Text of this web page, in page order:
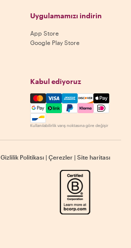
Uygulamamızı indirin
App Store
Google Play Store
Kabul ediyoruz
Mastercard, Visa, Amex,
Kullanılabilirlik varış noktasına göre değişir
Gizlilik Politikası | Çerezler | Site haritası